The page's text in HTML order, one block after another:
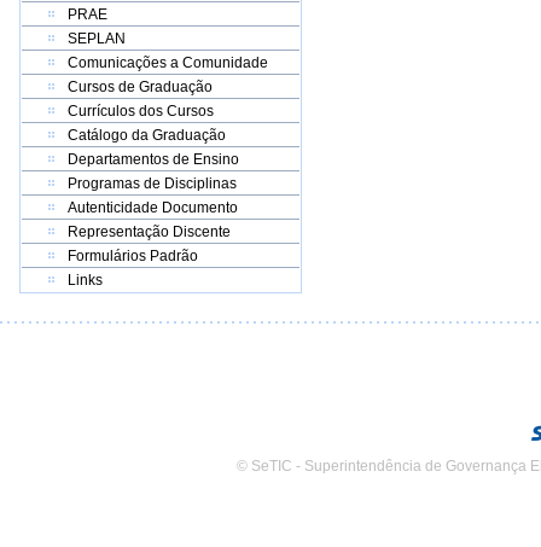
PRAE
SEPLAN
Comunicações a Comunidade
Cursos de Graduação
Currículos dos Cursos
Catálogo da Graduação
Departamentos de Ensino
Programas de Disciplinas
Autenticidade Documento
Representação Discente
Formulários Padrão
Links
© SeTIC - Superintendência de Governança